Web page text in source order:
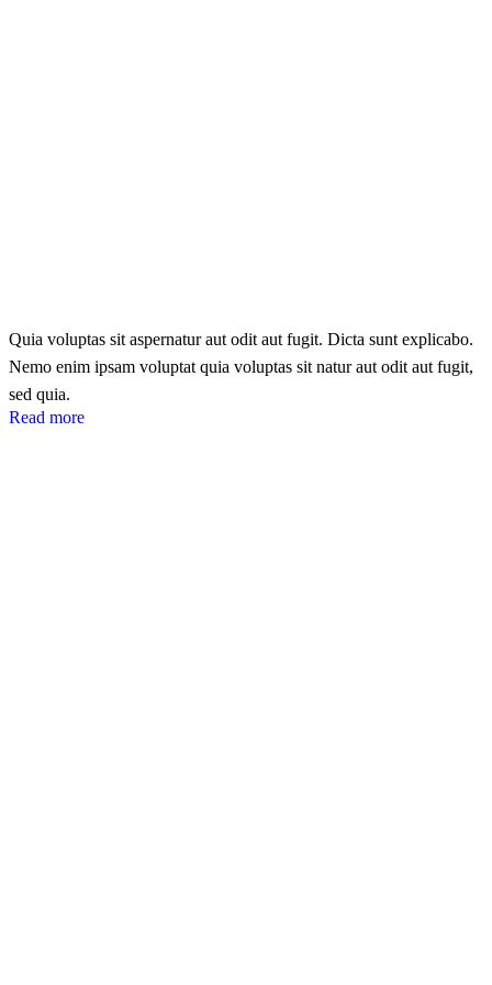
Quia voluptas sit aspernatur aut odit aut fugit. Dicta sunt explicabo.
Nemo enim ipsam voluptat quia voluptas sit natur aut odit aut fugit,
sed quia.
Read more